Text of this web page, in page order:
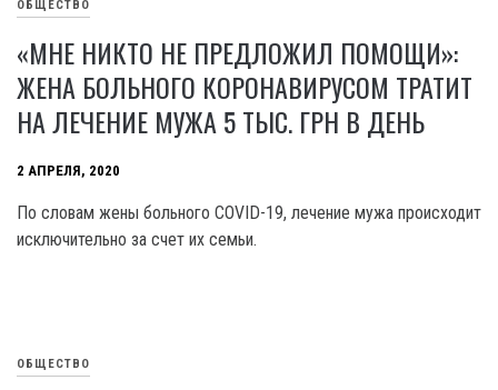
ОБЩЕСТВО
«МНЕ НИКТО НЕ ПРЕДЛОЖИЛ ПОМОЩИ»:
ЖЕНА БОЛЬНОГО КОРОНАВИРУСОМ ТРАТИТ
НА ЛЕЧЕНИЕ МУЖА 5 ТЫС. ГРН В ДЕНЬ
2 АПРЕЛЯ, 2020
По словам жены больного COVID-19, лечение мужа происходит
исключительно за счет их семьи.
ОБЩЕСТВО